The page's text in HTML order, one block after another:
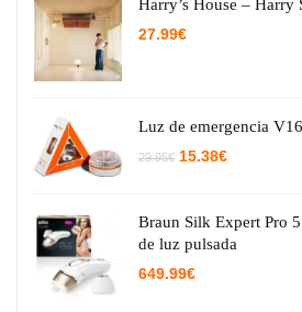
Harry’s House –
27.99€
Luz de emergencia
29.95€ El
29.95€.
15.38€El
15.38€.
Braun Silk Expert Pro
de luz pulsada
649.99€